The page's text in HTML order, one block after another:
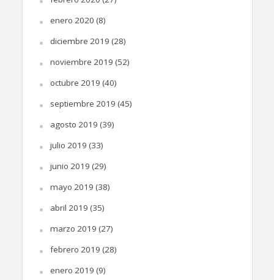
enero 2020 (8)
diciembre 2019 (28)
noviembre 2019 (52)
octubre 2019 (40)
septiembre 2019 (45)
agosto 2019 (39)
julio 2019 (33)
junio 2019 (29)
mayo 2019 (38)
abril 2019 (35)
marzo 2019 (27)
febrero 2019 (28)
enero 2019 (9)